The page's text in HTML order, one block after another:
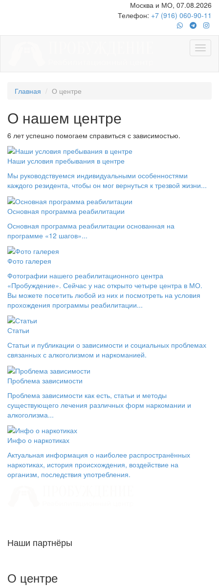
Москва и МО, 07.08.2026
Телефон: +7 (916) 060-90-11
Главная О центре
О нашем центре
6 лет успешно помогаем справиться с зависимостью.
Наши условия пребывания в центре
Мы руководствуемся индивидуальными особенностями
каждого резидента, чтобы он мог вернуться к трезвой жизни...
Основная программа реабилитации
Основная программа реабилитации основанная на
программе «12 шагов»...
Фото галерея
Фотографии нашего реабилитационного центра
«Пробуждение». Сейчас у нас открыто четыре центра в МО.
Вы можете посетить любой из них и посмотреть на условия
прохождения программы реабилитации...
Статьи
Статьи и публикации о зависимости и социальных проблемах
связанных с алкоголизмом и наркоманией.
Проблема зависимости
Проблема зависимости как есть, статьи и методы
существующего лечения различных форм наркомании и
алкоголизма...
Инфо о наркотиках
Актуальная информация о наиболее распространённых
наркотиках, история происхождения, воздействие на
организм, последствия употребления.
Наши партнёры
О центре